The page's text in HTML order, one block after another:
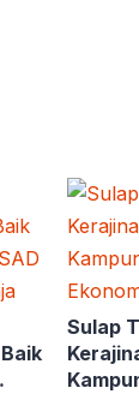
Sulap